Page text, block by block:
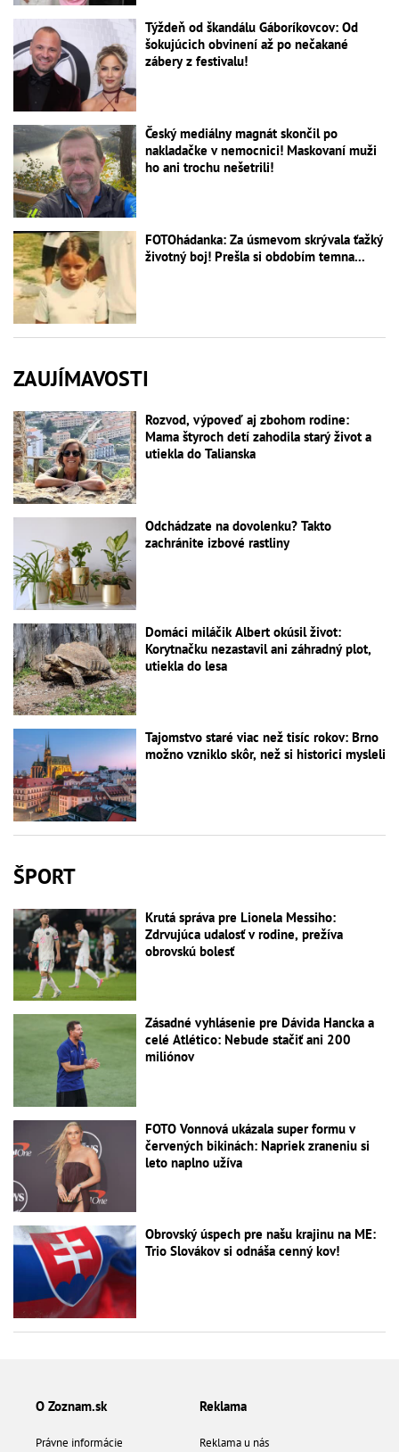
Týždeň od škandálu Gáboríkovcov: Od
šokujúcich obvinení až po nečakané
zábery z festivalu!
Český mediálny magnát skončil po
nakladačke v nemocnici! Maskovaní muži
ho ani trochu nešetrili!
FOTOhádanka: Za úsmevom skrývala ťažký
životný boj! Prešla si obdobím temna...
ZAUJÍMAVOSTI
Rozvod, výpoveď aj zbohom rodine:
Mama štyroch detí zahodila starý život a
utiekla do Talianska
Odchádzate na dovolenku? Takto
zachránite izbové rastliny
Domáci miláčik Albert okúsil život:
Korytnačku nezastavil ani záhradný plot,
utiekla do lesa
Tajomstvo staré viac než tisíc rokov: Brno
možno vzniklo skôr, než si historici mysleli
ŠPORT
Krutá správa pre Lionela Messiho:
Zdrvujúca udalosť v rodine, prežíva
obrovskú bolesť
Zásadné vyhlásenie pre Dávida Hancka a
celé Atlético: Nebude stačiť ani 200
miliónov
FOTO Vonnová ukázala super formu v
červených bikinách: Napriek zraneniu si
leto naplno užíva
Obrovský úspech pre našu krajinu na ME:
Trio Slovákov si odnáša cenný kov!
O Zoznam.sk
Právne informácie
Reklama
Reklama u nás